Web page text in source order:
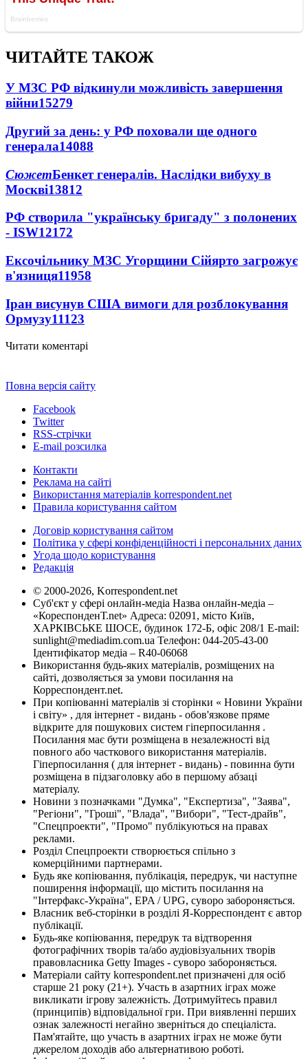
ЧИТАЙТЕ ТАКОЖ
У МЗС РФ відкинули можливість завершення
війни15279
Другий за день: у РФ поховали ще одного
генерала14088
СюжетБенкет генералів. Наслідки вибуху в
Москві13812
РФ створила "українську бригаду" з полонених
- ISW12172
Ексочільнику МЗС Угорщини Сійярто загрожує
в'язниця11958
Іран висунув США вимоги для розблокування
Ормузу11123
Читати коментарі
Повна версія сайту
Facebook
Twitter
RSS-стрічки
E-mail розсилка
Контакти
Реклама на сайті
Використання матеріалів korrespondent.net
Правила користування сайтом
Договір користування сайтом
Політика у сфері конфіденційності і персональних даних
Угода щодо користування
Редакція
© 2000-2026, Korrespondent.net
Суб'єкт у сфері онлайн-медіа Назва онлайн-медіа –
«КореспонденТ.net» Адреса: 02091, місто Київ,
ХАРКІВСЬКЕ ШОСЕ, будинок 172-Б, офіс 208/1 E-mail:
sunlight@mediadim.com.ua Телефон: 044-205-43-00
Ідентифікатор медіа – R40-06068
Використання будь-яких матеріалів, розміщених на
сайті, дозволяється за умови посилання на
Корреспондент.net.
При копіюванні матеріалів зі сторінки « Новини України
і світу» , для інтернет - видань - обов'язкове пряме
відкрите для пошукових систем гіперпосилання .
Посилання має бути розміщена в незалежності від
повного або часткового використання матеріалів.
Гіперпосилання ( для інтернет - видань) - повинна бути
розміщена в підзаголовку або в першому абзаці
матеріалу.
Новини з позначками "Думка", "Експертиза", "Заява",
"Регіони", "Гроші", "Влада", "Вибори", "Тест-драйв",
"Спецпроекти", "Промо" публікуються на правах
реклами.
Розділ Спецпроекти створюється спільно з
комерційними партнерами.
Будь яке копіювання, публікація, передрук, чи наступне
поширення інформації, що містить посилання на
"Інтерфакс-Україна", EPA / UPG, суворо забороняється.
Власник веб-сторінки в розділі Я-Корреспондент є автор
публікації.
Будь-яке копіювання, передрук та відтворення
фотографічних творів та/або аудіовізуальних творів
правовласника Getty Images - суворо забороняється.
Матеріали сайту korrespondent.net призначені для осіб
старше 21 року (21+). Участь в азартних іграх може
викликати ігрову залежність. Дотримуйтесь правил
(принципів) відповідальної гри. При виявленні перших
ознак залежності негайно зверніться до спеціаліста.
Пам'ятайте, що участь в азартних іграх не може бути
джерелом доходів або альтернативою роботі.